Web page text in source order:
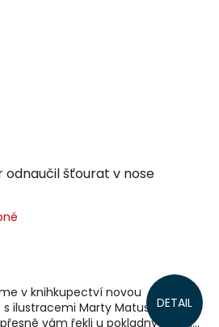
odnaučil šťourat v nose
DETAIL
v knihkupectví novou
ilustracemi Marty Matus. ⭐️ Už jste
vám řekli u pokladny? Že si...